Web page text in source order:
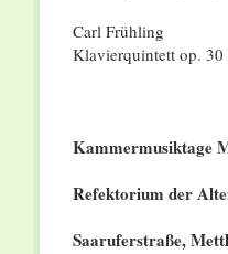
Carl Frühling
Klavierquintett op. 30
Kammermusiktage
Refektorium der
Saaruferstraße,